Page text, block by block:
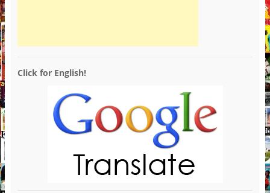
Click for English!